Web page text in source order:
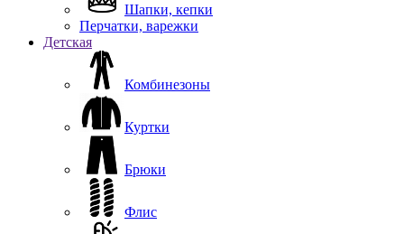
Шапки, кепки
Перчатки, варежки
Детская
Комбинезоны
Куртки
Брюки
Флис